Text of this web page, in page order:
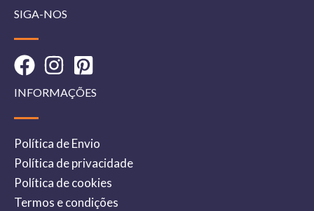
SIGA-NOS
INFORMAÇÕES
Política de Envio
Política de privacidade
Política de cookies
Termos e condições